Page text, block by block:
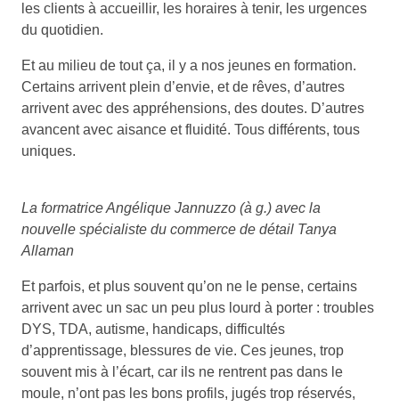
les clients à accueillir, les horaires à tenir, les urgences
du quotidien.
Et au milieu de tout ça, il y a nos jeunes en formation.
Certains arrivent plein d’envie, et de rêves, d’autres
arrivent avec des appréhensions, des doutes. D’autres
avancent avec aisance et fluidité. Tous différents, tous
uniques.
La formatrice Angélique Jannuzzo (à g.) avec la
nouvelle spécialiste du commerce de détail Tanya
Allaman
Et parfois, et plus souvent qu’on ne le pense, certains
arrivent avec un sac un peu plus lourd à porter : troubles
DYS, TDA, autisme, handicaps, difficultés
d’apprentissage, blessures de vie. Ces jeunes, trop
souvent mis à l’écart, car ils ne rentrent pas dans le
moule, n’ont pas les bons profils, jugés trop réservés,